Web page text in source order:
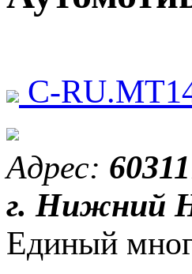
C-
Адрес:
г. Нижний
Единый